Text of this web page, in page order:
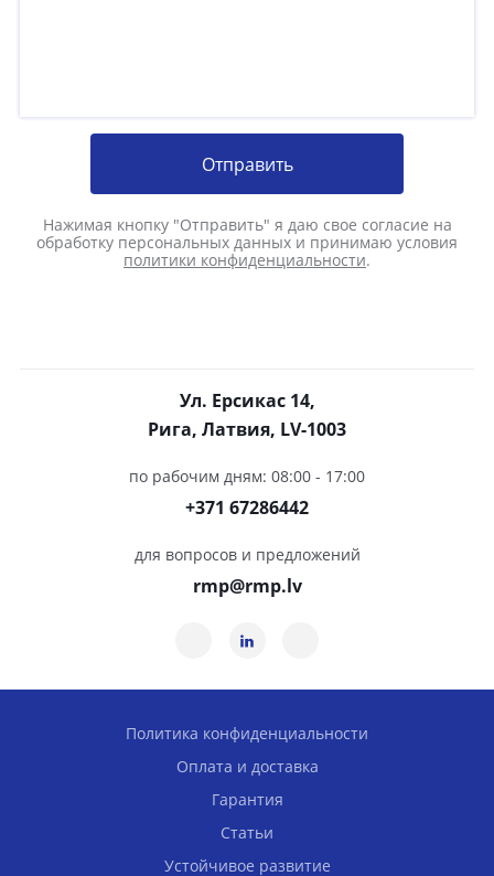
Отправить
Нажимая кнопку "Отправить" я даю свое согласие на
обработку персональных данных и принимаю условия
политики конфиденциальности.
Ул. Ерсикас 14,
Рига, Латвия, LV-1003
по рабочим дням: 08:00 - 17:00
+371 67286442
для вопросов и предложений
rmp@rmp.lv
Политика конфиденциальности
Оплата и доставка
Гарантия
Статьи
Устойчивое развитие